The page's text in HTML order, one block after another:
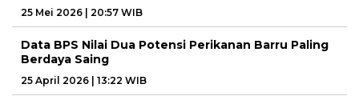
25 Mei 2026 | 20:57 WIB
Data BPS Nilai Dua Potensi Perikanan Barru Paling
Berdaya Saing
25 April 2026 | 13:22 WIB